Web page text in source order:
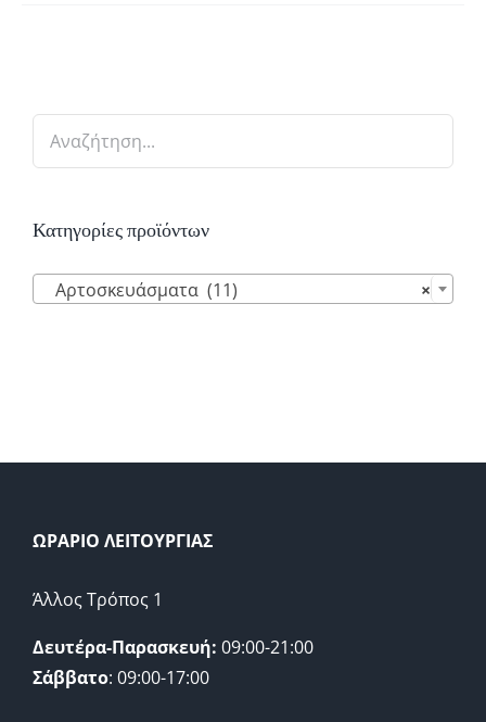
Κατηγορίες προϊόντων
×
Αρτοσκευάσματα (11)
ΩΡΑΡΙΟ ΛΕΙΤΟΥΡΓΙΑΣ
Άλλος Τρόπος 1
Δευτέρα-Παρασκευή: 09:00-21:00
Σάββατο: 09:00-17:00